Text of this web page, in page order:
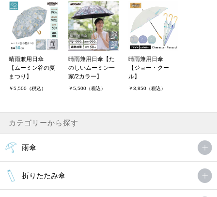
晴雨兼用日傘
【ムーミン谷の夏
まつり】
￥5,500（税込）
晴雨兼用日傘【た
のしいムーミン一
家/2カラー】
￥5,500（税込）
晴雨兼用日傘
【ジョー・クー
ル】
￥3,850（税込）
カテゴリーから探す
雨傘
折りたたみ傘